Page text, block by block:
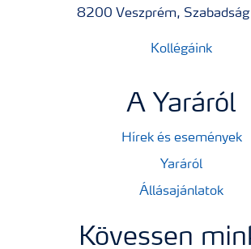
8200 Veszprém,
Kollégáink
A Yaráról
Hírek és események
Yaráról
Állásajánlatok
Kövessen